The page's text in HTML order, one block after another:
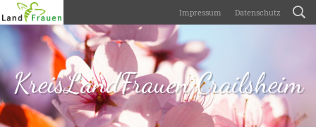
Impressum Datenschutz
KreisLandFrauen Crailsheim